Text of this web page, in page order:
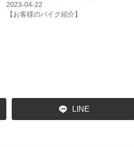
2023-04-22
【お客様のバイク紹介】
LINE